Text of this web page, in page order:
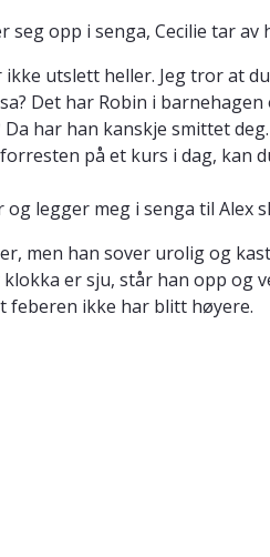
seg opp i senga, Cecilie tar av
ikke utslett heller. Jeg tror at
Det har Robin i barnehagen
Da har han kanskje smittet
på et kurs i dag, kan
og legger meg i senga til Alex
men han sover urolig og
er sju, står han opp og
feberen ikke har blitt høyere.